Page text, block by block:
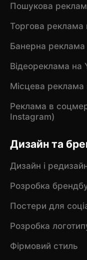
Пошукова
Торгова реклама
Банерна реклама
Відеореклама на
Місцева реклама
Реклама в
Instagram)
Дизайн та
Дизайн і
Розробка
Постери для
Розробка
Фірмовий стиль